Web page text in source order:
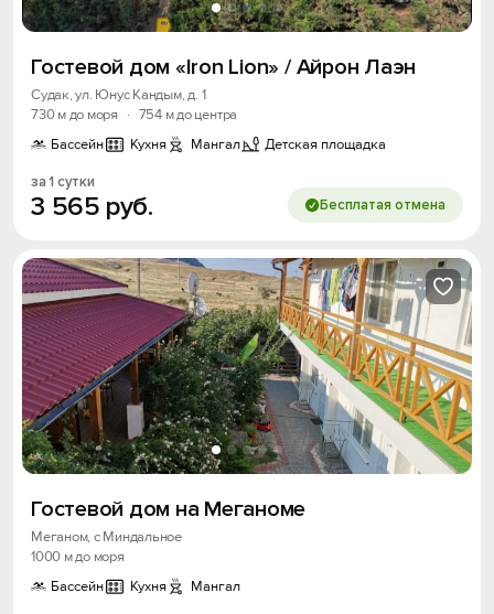
Гостевой дом «Iron Lion» / Айрон Лаэн
Судак, ул. Юнус Кандым, д. 1
730 м до моря
· 754 м до центра
Бассейн
Кухня Мангал Детская площадка
за 1 сутки
3 565 руб. Бесплатая отмена
Гостевой дом на Меганоме
Меганом, с Миндальное
1000 м до моря
Бассейн
Кухня Мангал